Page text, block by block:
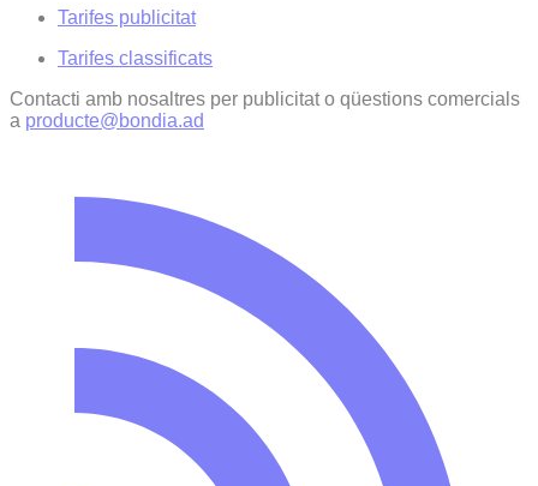
Tarifes publicitat
Tarifes classificats
Contacti amb nosaltres per publicitat o qüestions comercials
a producte@bondia.ad